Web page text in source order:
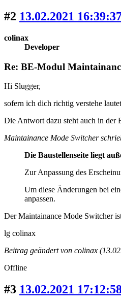
#2 13.02.2021
colinax
Developer
Re: BE-Modul
Hi Slugger,
sofern ich dich richtig verstehe
Die Antwort dazu steht auch in der
Maintainance Mode Switcher
Die Baustellenseite liegt
Zur Anpassung des
Um diese Änderungen bei
anpassen.
Der Maintainance Mode Switcher
lg colinax
Beitrag geändert von colinax
Offline
#3 13.02.2021